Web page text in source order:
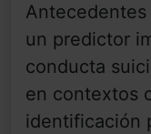
un predictor
conducta
en contextos
identificación